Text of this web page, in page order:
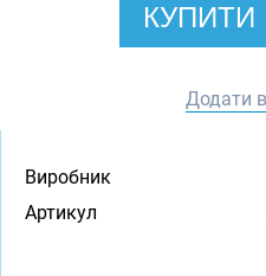
КУПИТИ
Додати
Виробник
Артикул